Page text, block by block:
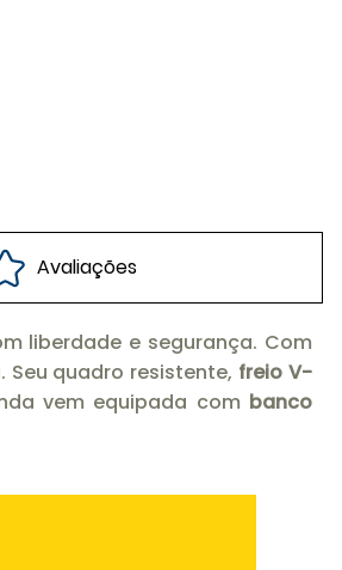
Avaliações
liberdade e segurança. Com
quadro resistente, freio V-
vem equipada com banco